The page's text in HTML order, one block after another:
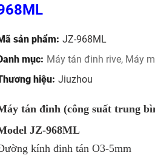
sản phẩm: JZ-968ML
mục: Máy tán đinh rive, Máy
hiệu: Jiuzhou
tán đinh (công suất trung
JZ-968ML
kính đinh tán O3-5mm